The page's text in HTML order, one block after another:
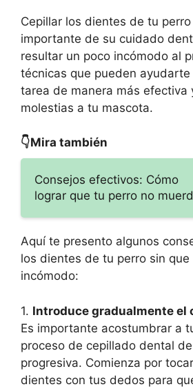
Cepillar los dientes de tu
importante de su cuidado
resultar un poco incómodo al
técnicas que pueden
tarea de manera más efectiva
molestias a tu mascota.
👇Mira también
Consejos efectivos: Cómo
lograr que tu perro no
Aquí te presento algunos
los dientes de tu perro sin que
incómodo:
1. Introduce gradualmente el
Es importante acostumbrar a
proceso de cepillado dental
progresiva. Comienza por
dientes con tus dedos para